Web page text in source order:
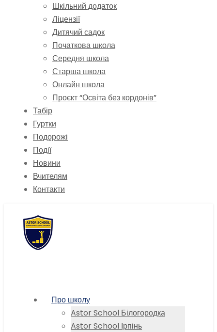
Шкільний додаток
Ліцензії
Дитячий садок
Початкова школа
Середня школа
Старша школа
Онлайн школа
Проєкт “Освіта без кордонів”
Табір
Гуртки
Подорожі
Події
Новини
Вчителям
Контакти
Про школу
Astor School Білогородка
Astor School Ірпінь